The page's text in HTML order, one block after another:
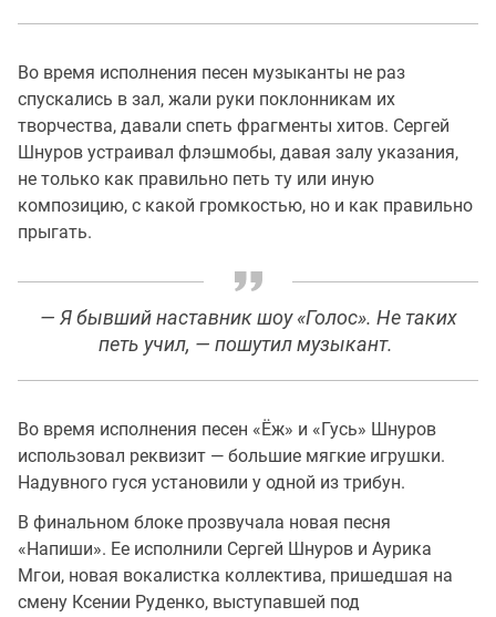
Во время исполнения песен музыканты не раз
спускались в зал, жали руки поклонникам их
творчества, давали спеть фрагменты хитов. Сергей
Шнуров устраивал флэшмобы, давая залу указания,
не только как правильно петь ту или иную
композицию, с какой громкостью, но и как правильно
прыгать.
— Я бывший наставник шоу «Голос». Не таких
петь учил, — пошутил музыкант.
Во время исполнения песен «Ёж» и «Гусь» Шнуров
использовал реквизит — большие мягкие игрушки.
Надувного гуся установили у одной из трибун.
В финальном блоке прозвучала новая песня
«Напиши». Ее исполнили Сергей Шнуров и Аурика
Мгои, новая вокалистка коллектива, пришедшая на
смену Ксении Руденко, выступавшей под